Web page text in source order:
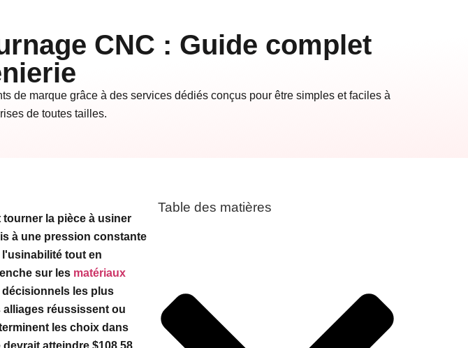
CNC : Guide complet
de marque grâce à des services dédiés conçus pour être simples et faciles à
de toutes tailles.
Table des matières
la pièce à usiner
à une pression constante
tout en
sur les matériaux
les plus
alliages réussissent ou
les choix dans
devrait atteindre $108,58